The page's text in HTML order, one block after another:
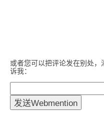
或者您可以把评论发在别处
诉我：